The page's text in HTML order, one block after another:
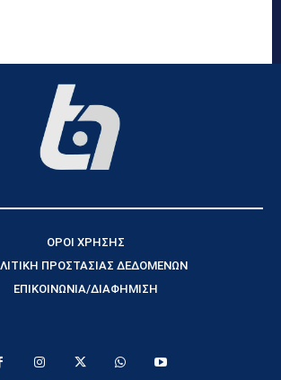
ΟΡΟΙ ΧΡΗΣΗΣ
ΠΡΟΣΤΑΣΙΑΣ ΔΕΔΟΜΕΝΩΝ
ΕΠΙΚΟΙΝΩΝΙΑ/ΔΙΑΦΗΜΙΣΗ